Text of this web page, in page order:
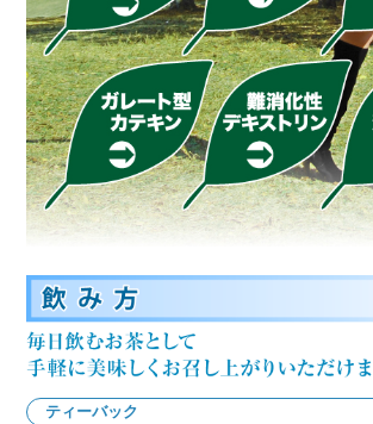
ティーバック